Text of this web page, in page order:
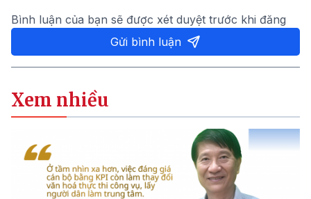
Bình luận của bạn sẽ được xét duyệt trước khi đăng
Gửi bình luận
Xem nhiều